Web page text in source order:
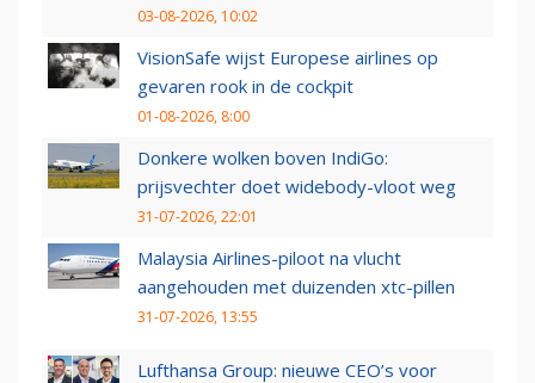
03-08-2026, 10:02
VisionSafe wijst Europese airlines op
gevaren rook in de cockpit
01-08-2026, 8:00
Donkere wolken boven IndiGo:
prijsvechter doet widebody-vloot weg
31-07-2026, 22:01
Malaysia Airlines-piloot na vlucht
aangehouden met duizenden xtc-pillen
31-07-2026, 13:55
Lufthansa Group: nieuwe CEO’s voor